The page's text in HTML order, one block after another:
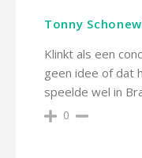
Tonny
Klinkt als een
geen idee of dat
speelde wel in
0